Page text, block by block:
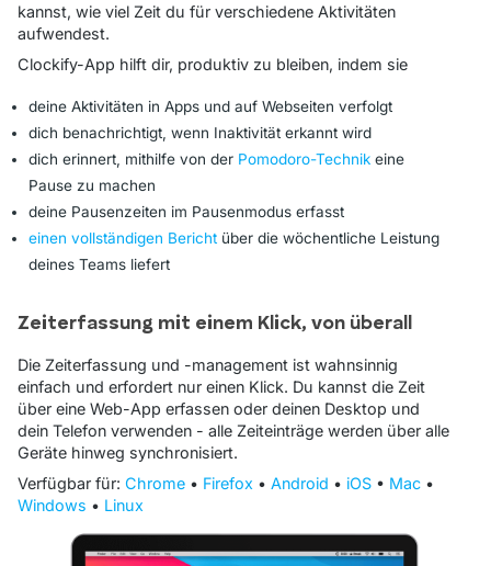
kannst, wie viel Zeit du für verschiedene Aktivitäten
aufwendest.
Clockify-App hilft dir, produktiv zu bleiben, indem sie
deine Aktivitäten in Apps und auf Webseiten verfolgt
dich benachrichtigt, wenn Inaktivität erkannt wird
dich erinnert, mithilfe von der Pomodoro-Technik eine
Pause zu machen
deine Pausenzeiten im Pausenmodus erfasst
einen vollständigen Bericht über die wöchentliche Leistung
deines Teams liefert
Zeiterfassung mit einem Klick, von überall
Die Zeiterfassung und -management ist wahnsinnig
einfach und erfordert nur einen Klick. Du kannst die Zeit
über eine Web-App erfassen oder deinen Desktop und
dein Telefon verwenden - alle Zeiteinträge werden über alle
Geräte hinweg synchronisiert.
Verfügbar für: Chrome • Firefox • Android • iOS • Mac •
Windows • Linux